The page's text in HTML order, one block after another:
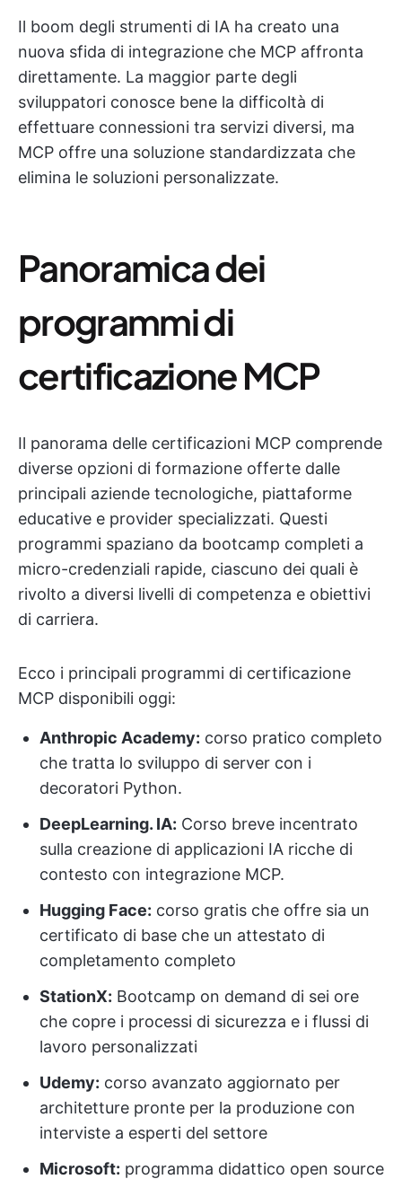
Il boom degli strumenti di IA ha creato una
nuova sfida di integrazione che MCP affronta
direttamente. La maggior parte degli
sviluppatori conosce bene la difficoltà di
effettuare connessioni tra servizi diversi, ma
MCP offre una soluzione standardizzata che
elimina le soluzioni personalizzate.
Panoramica dei
programmi di
certificazione MCP
Il panorama delle certificazioni MCP comprende
diverse opzioni di formazione offerte dalle
principali aziende tecnologiche, piattaforme
educative e provider specializzati. Questi
programmi spaziano da bootcamp completi a
micro-credenziali rapide, ciascuno dei quali è
rivolto a diversi livelli di competenza e obiettivi
di carriera.
Ecco i principali programmi di certificazione
MCP disponibili oggi:
Anthropic Academy: corso pratico completo
che tratta lo sviluppo di server con i
decoratori Python.
DeepLearning. IA: Corso breve incentrato
sulla creazione di applicazioni IA ricche di
contesto con integrazione MCP.
Hugging Face: corso gratis che offre sia un
certificato di base che un attestato di
completamento completo
StationX: Bootcamp on demand di sei ore
che copre i processi di sicurezza e i flussi di
lavoro personalizzati
Udemy: corso avanzato aggiornato per
architetture pronte per la produzione con
interviste a esperti del settore
Microsoft: programma didattico open source